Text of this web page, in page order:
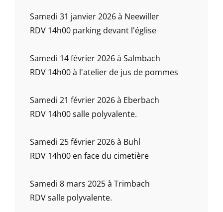
Samedi 31 janvier 2026 à Neewiller
RDV 14h00 parking devant l'église
Samedi 14 février 2026 à Salmbach
RDV 14h00 à l'atelier de jus de pommes
Samedi 21 février 2026 à Eberbach
RDV 14h00 salle polyvalente.
Samedi 25 février 2026 à Buhl
RDV 14h00 en face du cimetière
Samedi 8 mars 2025 à Trimbach
RDV salle polyvalente.